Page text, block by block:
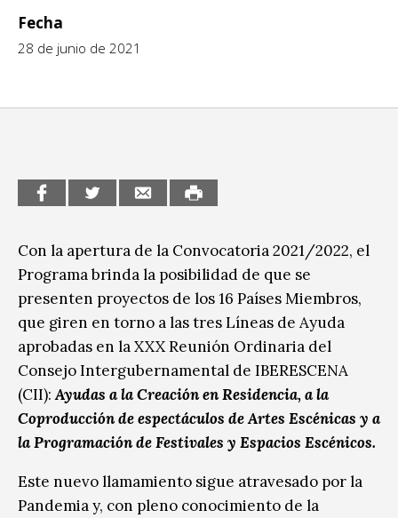
CCE en el interior/libros
Espacio itinerante de lectura infantil
Exposiciones
Género y Diversidad
Letras
Música
Sin categoría
Fecha
28 de junio de 2021
Con la apertura de la Convocatoria 2021/2022, el
Programa brinda la posibilidad de que se
presenten proyectos de los 16 Países Miembros,
que giren en torno a las tres Líneas de Ayuda
aprobadas en la XXX Reunión Ordinaria del
Consejo Intergubernamental de IBERESCENA
(CII):Ayudas a la Creación en Residencia, a la
Coproducción de espectáculos de Artes Escénicas y a
la Programación de Festivales y Espacios Escénicos.
Este nuevo llamamiento sigue atravesado por la
Pandemia y, con pleno conocimiento de la